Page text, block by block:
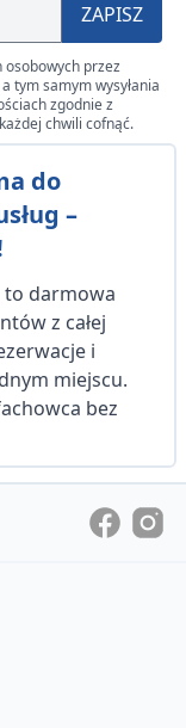
ZAPISZ
przez
tym samym wysyłania
zgodnie z
chwili cofnąć.
do
–
to darmowa
z całej
i
miejscu.
bez